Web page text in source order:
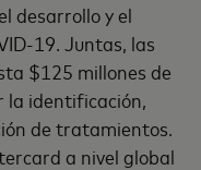
desarrollo y el
19. Juntas, las
$125 millones de
la identificación,
de tratamientos.
a nivel global